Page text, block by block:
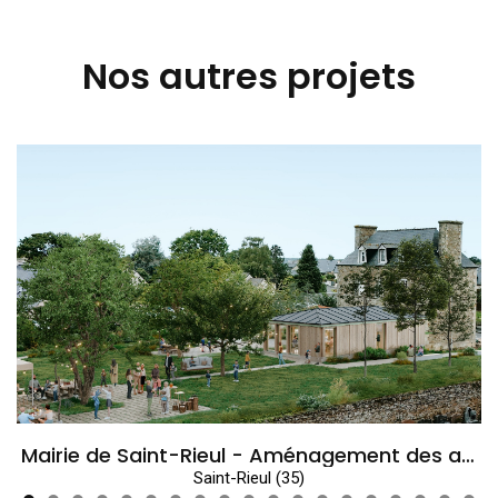
Nos autres projets
Mairie de Saint-Rieul - Aménagement des abords et accès de son extension neuve et son parc paysager
Saint-Rieul (35)